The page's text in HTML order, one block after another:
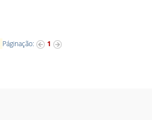
Páginação: 1